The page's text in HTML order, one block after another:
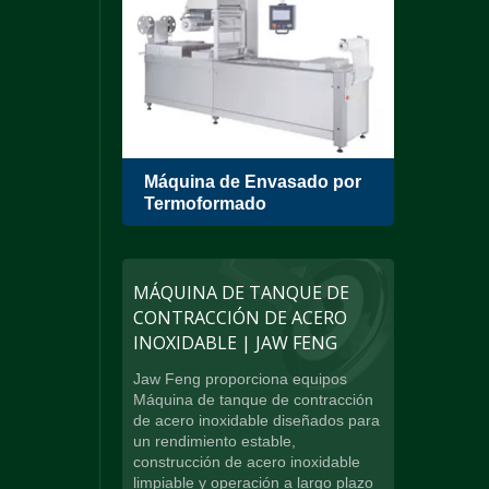
Máquina de Envasado por
Termoformado
MÁQUINA DE TANQUE DE
CONTRACCIÓN DE ACERO
INOXIDABLE | JAW FENG
Jaw Feng proporciona equipos
Máquina de tanque de contracción
de acero inoxidable diseñados para
un rendimiento estable,
construcción de acero inoxidable
limpiable y operación a largo plazo